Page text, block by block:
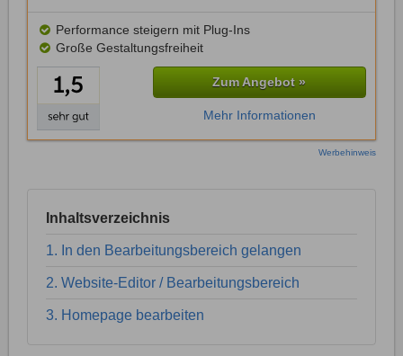
Performance steigern mit Plug-Ins
Große Gestaltungsfreiheit
Zum Angebot »
Mehr Informationen
Werbehinweis
Inhaltsverzeichnis
1. In den Bearbeitungsbereich gelangen
2. Website-Editor / Bearbeitungsbereich
3. Homepage bearbeiten